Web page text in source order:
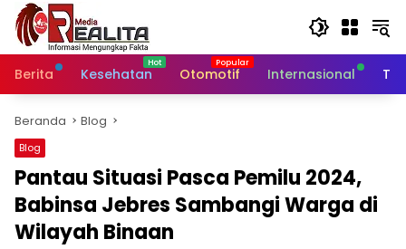
Langsung
konten
Berita
Kesehatan Otomotif Internasional
Beranda Blog
Blog
Pantau Situasi Pasca Pemilu 2024,
Babinsa Jebres Sambangi Warga di
Wilayah Binaan